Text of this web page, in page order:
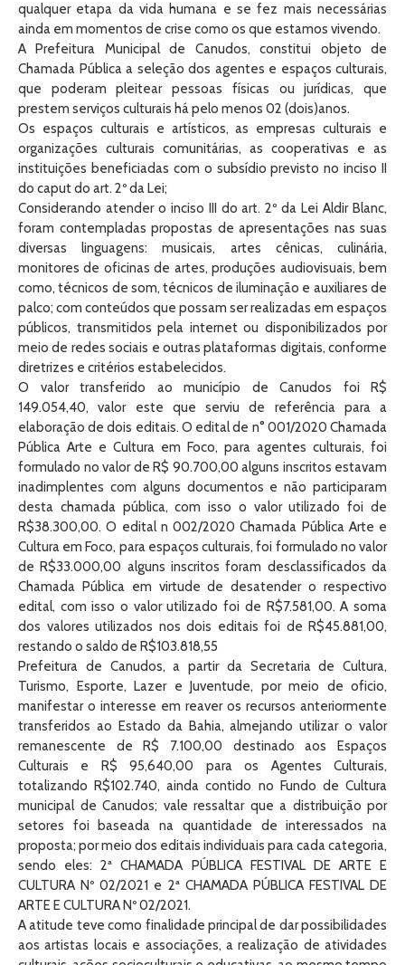
qualquer etapa da vida humana e se fez mais necessárias
ainda em momentos de crise como os que estamos vivendo.
A Prefeitura Municipal de Canudos, constitui objeto de
Chamada Pública a seleção dos agentes e espaços culturais,
que poderam pleitear pessoas físicas ou jurídicas, que
prestem serviços culturais há pelo menos 02 (dois)anos.
Os espaços culturais e artísticos, as empresas culturais e
organizações culturais comunitárias, as cooperativas e as
instituições beneficiadas com o subsídio previsto no inciso II
do caput do art. 2º da Lei;
Considerando atender o inciso III do art. 2º da Lei Aldir Blanc,
foram contempladas propostas de apresentações nas suas
diversas linguagens: musicais, artes cênicas, culinária,
monitores de oficinas de artes, produções audiovisuais, bem
como, técnicos de som, técnicos de iluminação e auxiliares de
palco; com conteúdos que possam ser realizadas em espaços
públicos, transmitidos pela internet ou disponibilizados por
meio de redes sociais e outras plataformas digitais, conforme
diretrizes e critérios estabelecidos.
O valor transferido ao município de Canudos foi R$
149.054,40, valor este que serviu de referência para a
elaboração de dois editais. O edital de n° 001/2020 Chamada
Pública Arte e Cultura em Foco, para agentes culturais, foi
formulado no valor de R$ 90.700,00 alguns inscritos estavam
inadimplentes com alguns documentos e não participaram
desta chamada pública, com isso o valor utilizado foi de
R$38.300,00. O edital n 002/2020 Chamada Pública Arte e
Cultura em Foco, para espaços culturais, foi formulado no valor
de R$33.000,00 alguns inscritos foram desclassificados da
Chamada Pública em virtude de desatender o respectivo
edital, com isso o valor utilizado foi de R$7.581,00. A soma
dos valores utilizados nos dois editais foi de R$45.881,00,
restando o saldo de R$103.818,55
Prefeitura de Canudos, a partir da Secretaria de Cultura,
Turismo, Esporte, Lazer e Juventude, por meio de oficio,
manifestar o interesse em reaver os recursos anteriormente
transferidos ao Estado da Bahia, almejando utilizar o valor
remanescente de R$ 7.100,00 destinado aos Espaços
Culturais e R$ 95,640,00 para os Agentes Culturais,
totalizando R$102.740, ainda contido no Fundo de Cultura
municipal de Canudos; vale ressaltar que a distribuição por
setores foi baseada na quantidade de interessados na
proposta; por meio dos editais individuais para cada categoria,
sendo eles: 2ª CHAMADA PÚBLICA FESTIVAL DE ARTE E
CULTURA Nº 02/2021 e 2ª CHAMADA PÚBLICA FESTIVAL DE
ARTE E CULTURA Nº 02/2021.
A atitude teve como finalidade principal de dar possibilidades
aos artistas locais e associações, a realização de atividades